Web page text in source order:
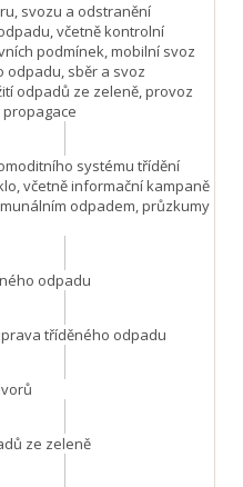
svozu a odstranění
včetně kontrolní
podmínek, mobilní svoz
sběr a svoz
odpadů ze zeleně, provoz
systému třídění
včetně informační kampaně
odpadem, průzkumy
odpadu
tříděného odpadu
ze zeleně